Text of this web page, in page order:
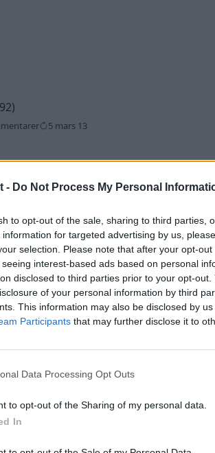
- Do Not Process My Personal
to opt-out of the sale, sharing to third parties,
information for targeted advertising by us,
selection. Please note that after your opt-
interest-based ads based on personal
disclosed to third parties prior to your opt-
of your personal information by third
This information may also be disclosed by
Participants that may further disclose it to
Data Processing Opt Outs
to opt-out of the Sharing of my personal data.
In
5 mars 13
foruminläggen
740 med lh2.2
öppnar hela tiden
2 svar
sedaniGenerell felsökning
9738 svar
inlägget av